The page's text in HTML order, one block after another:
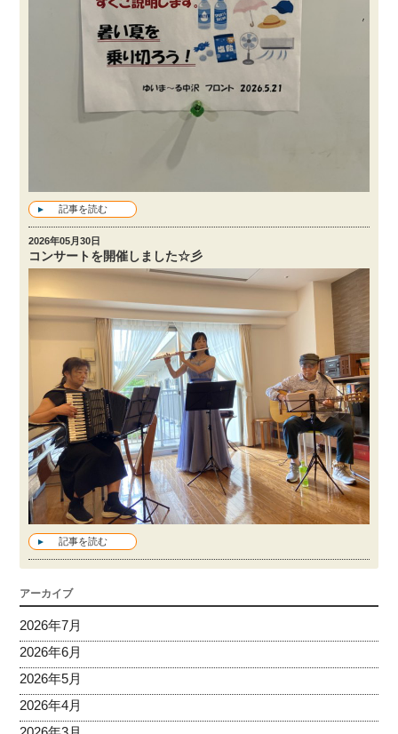
記事を読む
2026年05月30日
コンサートを開催しました☆彡
記事を読む
アーカイブ
2026年7月
2026年6月
2026年5月
2026年4月